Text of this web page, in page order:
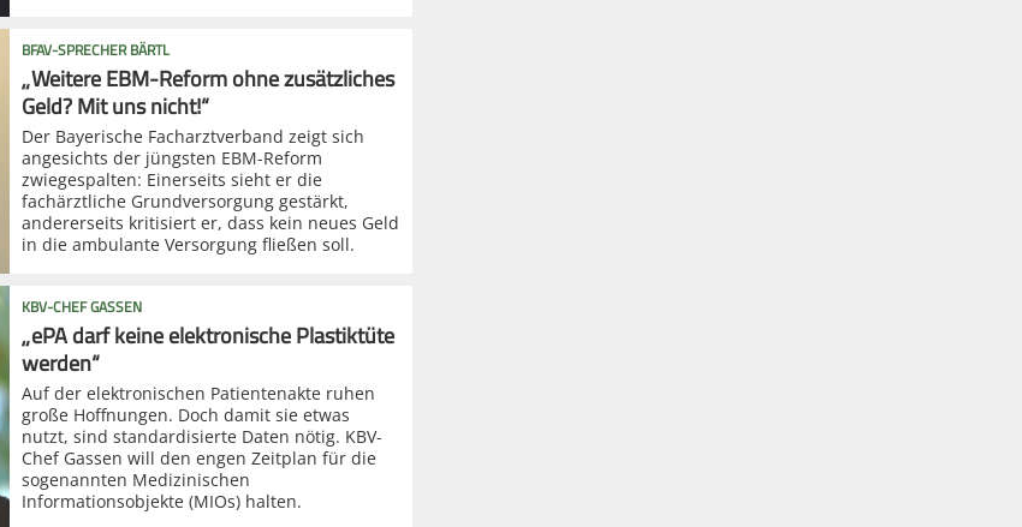
BFAV-SPRECHER BÄRTL
„Weitere EBM-Reform ohne zusätzliches
Geld? Mit uns nicht!“
Der Bayerische Facharztverband zeigt sich
angesichts der jüngsten EBM-Reform
zwiegespalten: Einerseits sieht er die
fachärztliche Grundversorgung gestärkt,
andererseits kritisiert er, dass kein neues Geld
in die ambulante Versorgung fließen soll.
KBV-CHEF GASSEN
„ePA darf keine elektronische Plastiktüte
werden“
Auf der elektronischen Patientenakte ruhen
große Hoffnungen. Doch damit sie etwas
nutzt, sind standardisierte Daten nötig. KBV-
Chef Gassen will den engen Zeitplan für die
sogenannten Medizinischen
Informationsobjekte (MIOs) halten.